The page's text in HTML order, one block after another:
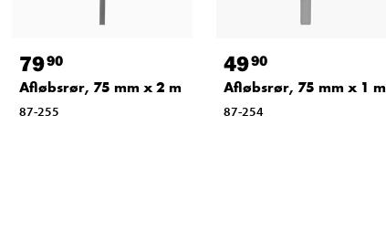
7990
Afløbsrør, 75 mm x 2 m
87-255
4990
Afløbsrør, 75 mm x 1 m
87-254